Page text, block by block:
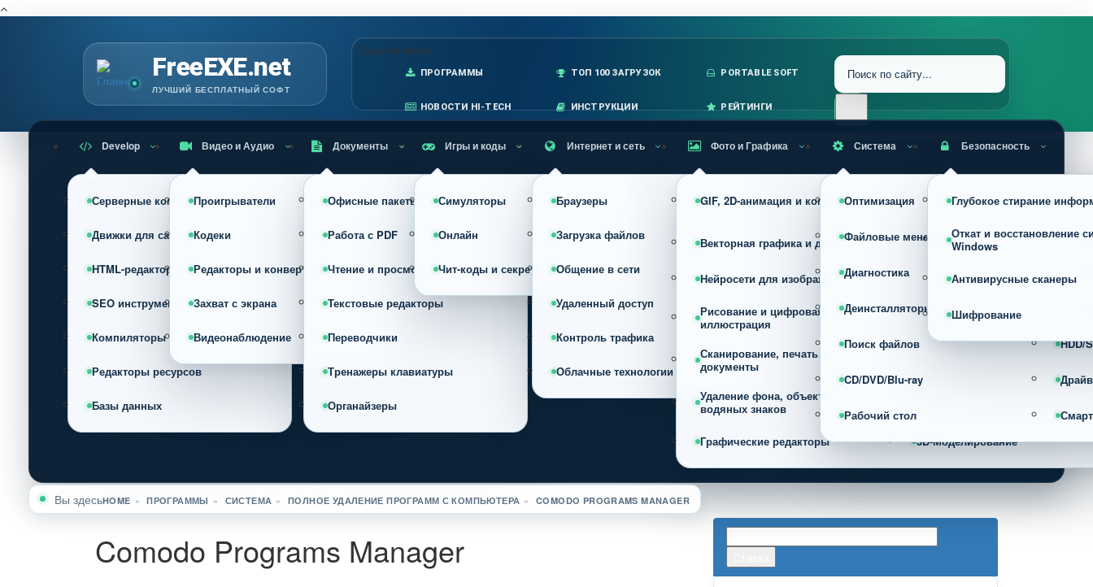
FreeEXE.net
ЛУЧШИЙ БЕСПЛАТНЫЙ СОФТ
Главное меню
ПРОГРАММЫ ТОП 100 ЗАГРУЗОК PORTABLE SOFT
НОВОСТИ HI-TECH ИНСТРУКЦИИ РЕЙТИНГИ
Develop
Серверные компоненты
Движки для сайта (CMS)
HTML-редакторы
SEO инструменты
Компиляторы
Редакторы ресурсов
Базы данных
Видео и Аудио
Проигрыватели
Кодеки
Редакторы и конвертеры
Захват с экрана
Видеонаблюдение
Документы
Офисные пакеты
Работа с PDF
Чтение и просмотр
Текстовые редакторы
Переводчики
Тренажеры клавиатуры
Органайзеры
Игры и коды
Симуляторы
Онлайн
Чит-коды и секреты
Интернет и сеть
Браузеры
Загрузка файлов
Общение в сети
Удаленный доступ
Контроль трафика
Облачные технологии
Фото и Графика
GIF, 2D-анимация и комиксы
RAW, HDR и профессиональная
обработка фото
Векторная графика и дизайн Конвертеры изображений
Нейросети для изображений Просмотрщики
Рисование и цифровая
иллюстрация
Сжатие, оптимизация и
размера изображений
Сканирование, печать и фото на
документы
Удаление фона, объектов и
водяных знаков
Графические редакторы 3D-Моделирование
Система
Оптимизация
Файловые менеджеры
Диагностика
Деинсталляторы
Поиск файлов HDD/
CD/DVD/Blu-ray
Рабочий стол
Безопасность
Глубокое стирание
Откат и восстановление
Windows
Антивирусные сканеры
Шифрование
Вы здесьHOME » ПРОГРАММЫ » СИСТЕМА » ПОЛНОЕ УДАЛЕНИЕ ПРОГРАММ С КОМПЬЮТЕРА » COMODO PROGRAMS MANAGER
Comodo Programs Manager